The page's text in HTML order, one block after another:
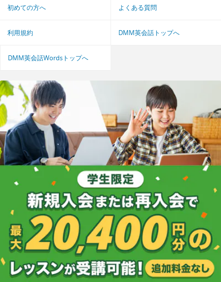
初めての方へ よくある質問
利用規約 DMM英会話トップへ
DMM英会話Wordsトップへ